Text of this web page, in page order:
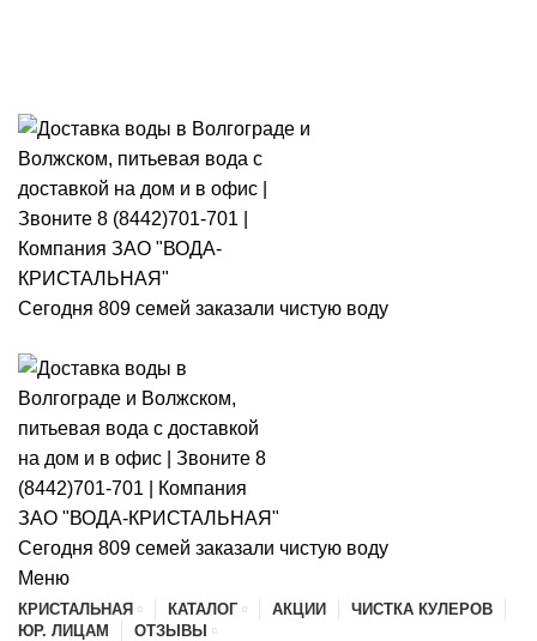
Сегодня 809 семей заказали чистую воду
Сегодня 809 семей заказали чистую воду
Меню
КРИСТАЛЬНАЯ КАТАЛОГ АКЦИИ
ЧИСТКА КУЛЕРОВ
ЮР. ЛИЦАМ
ОТЗЫВЫ